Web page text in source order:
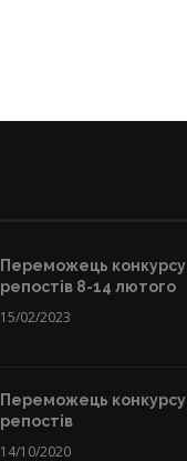
Переможець конкурсу
репостів 8-14 лютого
15/02/2023
Переможець конкурсу
репостів
14/10/2020